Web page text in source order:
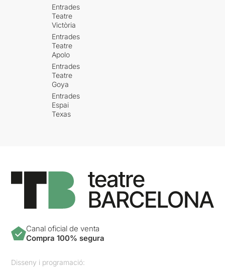
Entrades
Teatre
Victòria
Entrades
Teatre
Apolo
Entrades
Teatre
Goya
Entrades
Espai
Texas
Canal oficial de venta
Compra 100% segura
Disseny i programació: